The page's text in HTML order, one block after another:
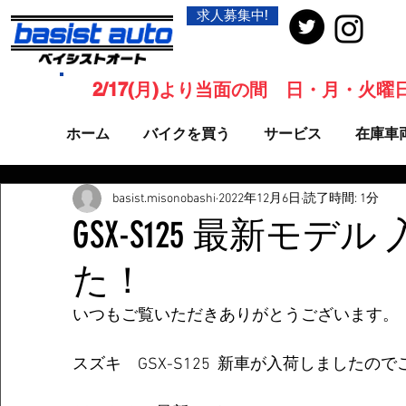
求人募集中!
ホーム バイクを買う サービス 在庫車
2/17(月)より当面の間 日・月・火曜
GSX-S125 最新モデ
た！
basist.misonobashi 2022年12月6日 読了時間: 1分
いつもご覧いただきありがとうございます。
スズキ　GSX-S125  新車が入荷しましたので